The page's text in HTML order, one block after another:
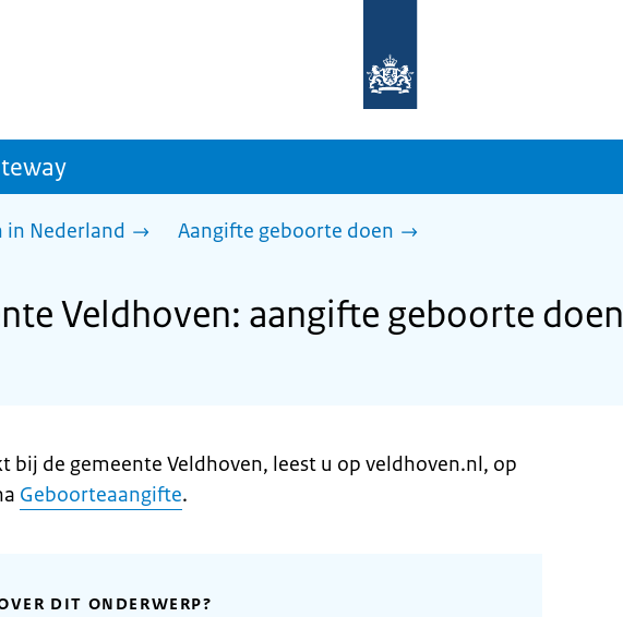
homepage
sdg.rijksoverheid.nl
in Nederland Aangifte geboorte doen
Veldhoven: aangifte geboorte doen
bij de gemeente Veldhoven, leest u op veldhoven.nl, op
Geboorteaangifte.
DIT ONDERWERP?